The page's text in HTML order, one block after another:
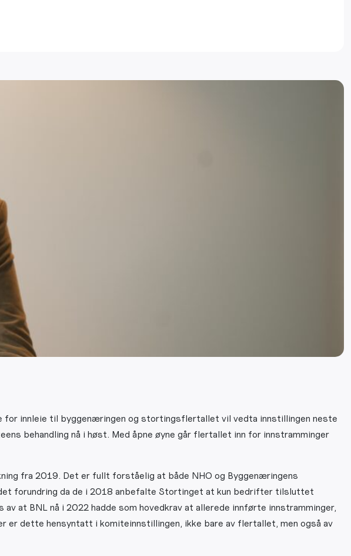
innleie til byggenæringen og stortingsflertallet vil vedta innstillingen neste
behandling nå i høst. Med åpne øyne går flertallet inn for innstramminger
fra 2019. Det er fullt forståelig at både NHO og Byggenæringens
forundring da de i 2018 anbefalte Stortinget at kun bedrifter tilsluttet
at BNL nå i 2022 hadde som hovedkrav at allerede innførte innstramminger,
dette hensyntatt i komiteinnstillingen, ikke bare av flertallet, men også av